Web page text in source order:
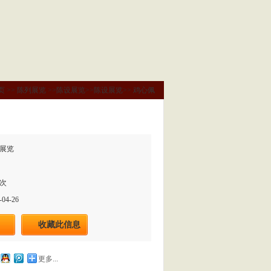
>> 陈列展览 >> 陈设展览>> 陈设展览>> 鸡心佩
览
26
收藏此信息
更多...